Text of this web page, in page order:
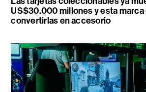
US$30.000 millones y esta marca
convertirlas en accesorio